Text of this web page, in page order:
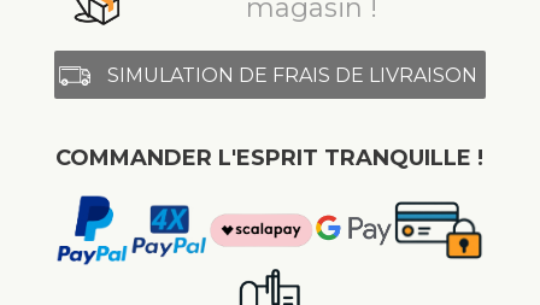
magasin !
SIMULATION DE FRAIS DE LIVRAISON
COMMANDER L'ESPRIT TRANQUILLE !